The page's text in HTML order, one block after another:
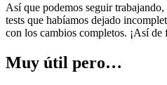
Así que podemos seguir
tests que habíamos dejado
con los cambios completos. ¡Así de
Muy útil pero…